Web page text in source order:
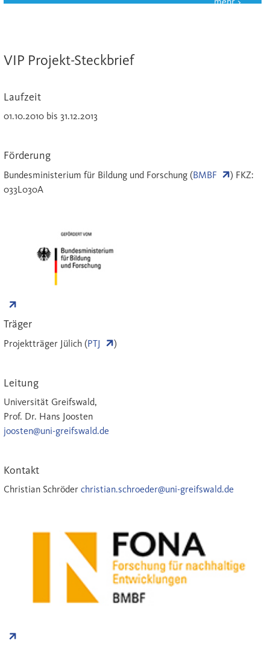
VIP Projekt-Steckbrief
Laufzeit
01.10.2010 bis 31.12.2013
Förderung
Bundesministerium für Bildung und Forschung (BMBF
) FKZ:
033L030A
Träger
Projektträger Jülich (PTJ )
Leitung
Universität Greifswald,
Prof. Dr. Hans Joosten
joosten@uni-greifswald.de
Kontakt
Christian Schröder christian.schroeder@uni-greifswald.de